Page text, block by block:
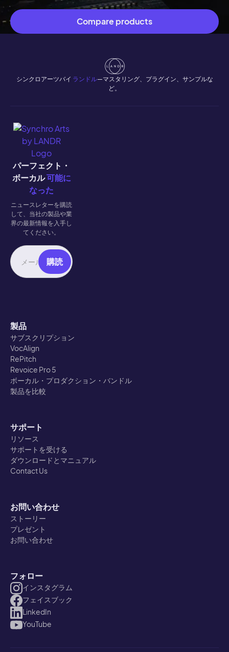
Compare products
シンクロアーツバイ ランドル—マスタリング、プラグイン、サンプルな
ど。
パーフェクト・
ボーカル可能に
なった
ニュースレターを購読
して、当社の製品や業
界の最新情報を入手し
てください。
製品
サブスクリプション
VocAlign
RePitch
Revoice Pro 5
ボーカル・プロダクション・バンドル
製品を比較
サポート
リソース
サポートを受ける
ダウンロードとマニュアル
Contact Us
お問い合わせ
ストーリー
プレゼント
お問い合わせ
フォロー
インスタグラム
フェイスブック
LinkedIn
YouTube